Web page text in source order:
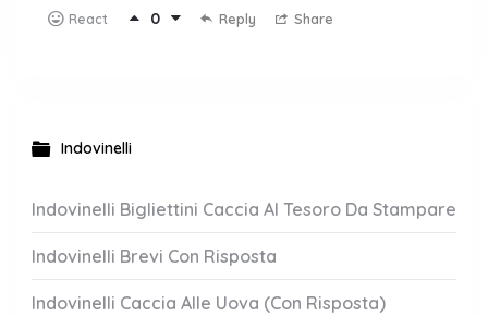
React 0 Reply Share
Indovinelli
Indovinelli Bigliettini Caccia Al Tesoro Da Stampare
Indovinelli Brevi Con Risposta
Indovinelli Caccia Alle Uova (Con Risposta)